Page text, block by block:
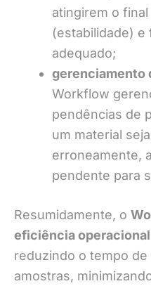
atingirem o
(estabilidade) e
adequado;
gerenciamento
Workflow
pendências de
um material
erroneamente,
pendente para
Resumidamente, o
eficiência
reduzindo o tempo
amostras,